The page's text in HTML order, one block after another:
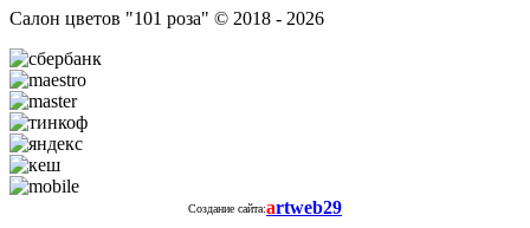
Салон цветов "101 роза" © 2018 - 2026
Создание сайта:artweb29